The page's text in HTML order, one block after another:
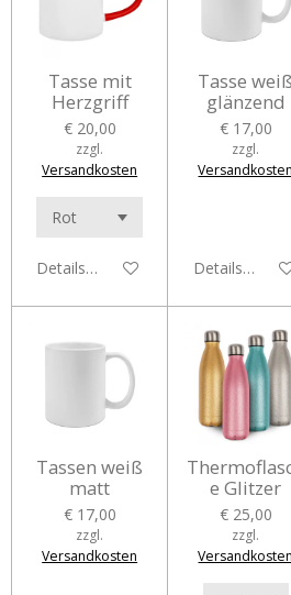
Tasse mit
Herzgriff
€ 20,00
zzgl.
Versandkosten
Details anzeigen
Tasse weiß
glänzend
€ 17,00
zzgl.
Versandkosten
Details
Tassen weiß
matt
€ 17,00
zzgl.
Versandkosten
e Glitzer
€ 25,00
zzgl.
Versandkosten